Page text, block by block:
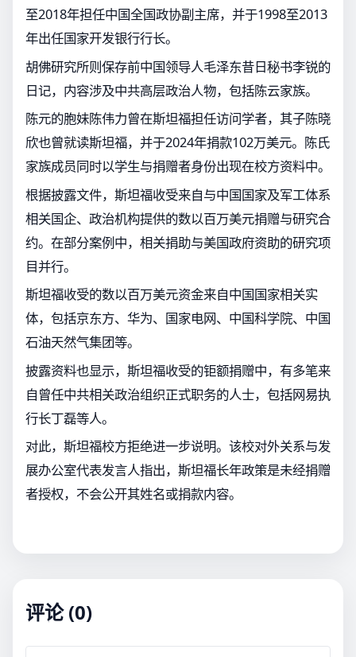
至2018年担任中国全国政协副主席，并于1998至2013
年出任国家开发银行行长。
胡佛研究所则保存前中国领导人毛泽东昔日秘书李锐的
日记，内容涉及中共高层政治人物，包括陈云家族。
陈元的胞妹陈伟力曾在斯坦福担任访问学者，其子陈晓
欣也曾就读斯坦福，并于2024年捐款102万美元。陈氏
家族成员同时以学生与捐赠者身份出现在校方资料中。
根据披露文件，斯坦福收受来自与中国国家及军工体系
相关国企、政治机构提供的数以百万美元捐赠与研究合
约。在部分案例中，相关捐助与美国政府资助的研究项
目并行。
斯坦福收受的数以百万美元资金来自中国国家相关实
体，包括京东方、华为、国家电网、中国科学院、中国
石油天然气集团等。
披露资料也显示，斯坦福收受的钜额捐赠中，有多笔来
自曾任中共相关政治组织正式职务的人士，包括网易执
行长丁磊等人。
对此，斯坦福校方拒绝进一步说明。该校对外关系与发
展办公室代表发言人指出，斯坦福长年政策是未经捐赠
者授权，不会公开其姓名或捐款内容。
评论 (0)